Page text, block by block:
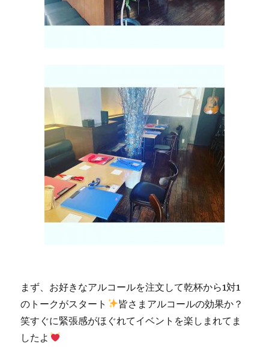
まず、お好きなアルコールを注文して乾杯から1対1
のトークがスタート
皆さまアルコールの効果か？
笑すぐに緊張感がほぐれてイベントを楽しまれてま
したよ